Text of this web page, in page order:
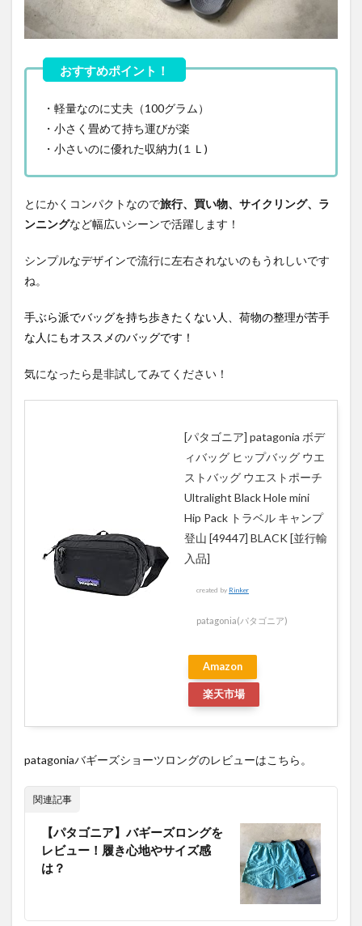
・軽量なのに丈夫（100グラム）
・小さく畳めて持ち運びが楽
・小さいのに優れた収納力(１Ｌ)
とにかくコンパクトなので旅行、買い物、サイクリング、ラ
ンニングなど幅広いシーンで活躍します！
シンプルなデザインで流行に左右されないのもうれしいです
ね。
手ぶら派でバッグを持ち歩きたくない人、荷物の整理が苦手
な人にもオススメのバッグです！
気になったら是非試してみてください！
[パタゴニア] patagonia ボデ
ィバッグ ヒップバッグ ウエ
ストバッグ ウエストポーチ
Ultralight Black Hole mini
Hip Pack トラベル キャンプ
登山 [49447] BLACK [並行輸
入品]
created by Rinker
patagonia(パタゴニア)
Amazon
楽天市場
patagoniaバギーズショーツロングのレビューはこちら。
関連記事
【パタゴニア】バギーズロングを
レビュー！履き心地やサイズ感
は？